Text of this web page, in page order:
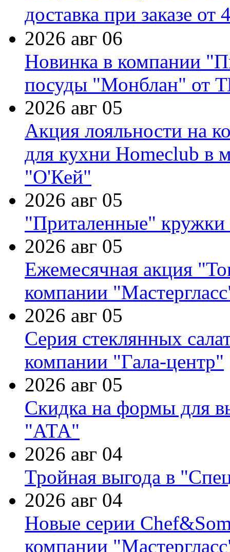
доставка при заказе от
2026 авг 06
Новинка в компании
посуды "Монблан" от
2026 авг 05
Акция лояльности на
для кухни Homeclub в
"О'Кей"
2026 авг 05
"Приталенные" кружки
2026 авг 05
Ежемесячная акция
компании
2026 авг 05
Серия стеклянных
компании "Гала-центр"
2026 авг 05
Скидка на формы для
"АТА"
2026 авг 04
Тройная выгода в
2026 авг 04
Новые серии
компании